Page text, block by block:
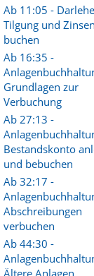
Ab 11:05 -
Tilgung und Zinsen
buchen
Ab 16:35 -
Grundlagen zur
Verbuchung
Ab 27:13 -
Bestandskonto
und bebuchen
Ab 32:17 -
Abschreibungen
verbuchen
Ab 44:30 -
Ältere Anlagen
/ 50648-89
verein.de